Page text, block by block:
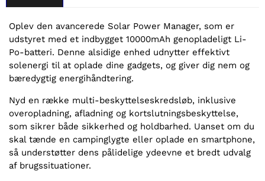
Oplev den avancerede Solar Power Manager, som er
udstyret med et indbygget 10000mAh genopladeligt Li-
Po-batteri. Denne alsidige enhed udnytter effektivt
solenergi til at oplade dine gadgets, og giver dig nem og
bæredygtig energihåndtering.
Nyd en række multi-beskyttelseskredsløb, inklusive
overopladning, afladning og kortslutningsbeskyttelse,
som sikrer både sikkerhed og holdbarhed. Uanset om du
skal tænde en campinglygte eller oplade en smartphone,
så understøtter dens pålidelige ydeevne et bredt udvalg
af brugssituationer.